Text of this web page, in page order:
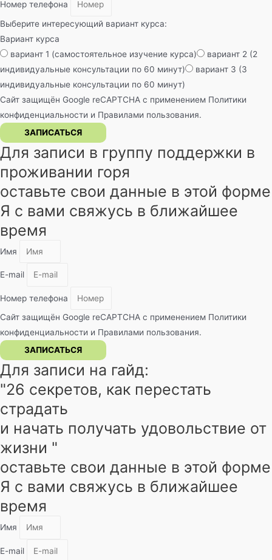
Номер телефона
Выберите интересующий вариант курса:
Вариант курса
вариант 1 (самостоятельное изучение курса)
вариант 2 (2
индивидуальные консультации по 60 минут)
вариант 3 (3
индивидуальные консультации по 60 минут)
Сайт защищён Google reCAPTCHA с применением Политики
конфиденциальности и Правилами пользования.
ЗАПИСАТЬСЯ
Для записи в группу поддержки в
проживании горя
оставьте свои данные в этой форме
Я с вами свяжусь в ближайшее
время
Имя
E-mail
Номер телефона
Сайт защищён Google reCAPTCHA с применением Политики
конфиденциальности и Правилами пользования.
ЗАПИСАТЬСЯ
Для записи на гайд:
"26 секретов, как перестать
страдать
и начать получать удовольствие от
жизни "
оставьте свои данные в этой форме
Я с вами свяжусь в ближайшее
время
Имя
E-mail